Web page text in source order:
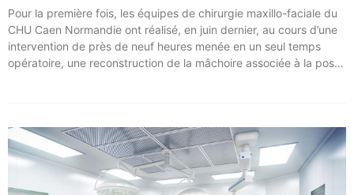
Pour la première fois, les équipes de chirurgie maxillo-faciale du
CHU Caen Normandie ont réalisé, en juin dernier, au cours d’une
intervention de près de neuf heures menée en un seul temps
opératoire, une reconstruction de la mâchoire associée à la pose